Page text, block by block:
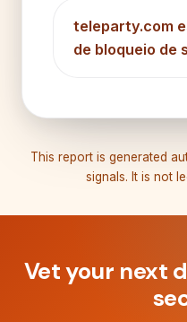
teleparty.com
de bloqueio de
This report is generated
signals. It is not
Vet your next